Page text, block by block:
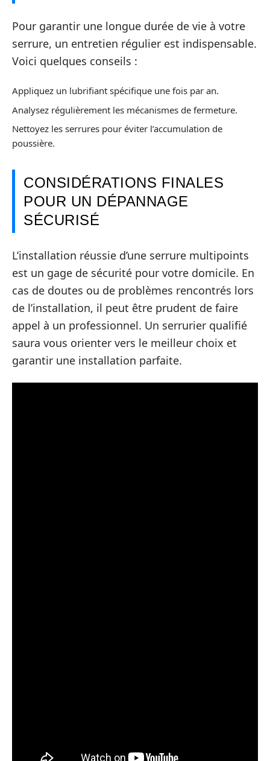
Pour garantir une longue durée de vie à votre
serrure, un entretien régulier est indispensable.
Voici quelques conseils :
Appliquez un lubrifiant spécifique une fois par an.
Analysez régulièrement les mécanismes de fermeture.
Nettoyez les serrures pour éviter l’accumulation de
poussière.
CONSIDÉRATIONS FINALES
POUR UN DÉPANNAGE
SÉCURISÉ
L’installation réussie d’une serrure multipoints
est un gage de sécurité pour votre domicile. En
cas de doutes ou de problèmes rencontrés lors
de l’installation, il peut être prudent de faire
appel à un professionnel. Un serrurier qualifié
saura vous orienter vers le meilleur choix et
garantir une installation parfaite.